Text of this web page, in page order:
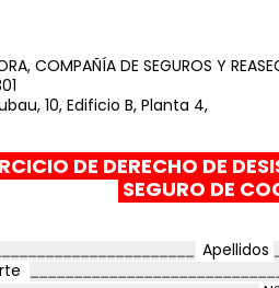
COMPAÑÍA DE SEGUROS Y
10, Edificio B, Planta 4,
DE DERECHO DE
SEGURO DE
Apellidos